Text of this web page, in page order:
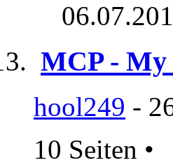
MCP - My
hool249 -
10 Seiten •